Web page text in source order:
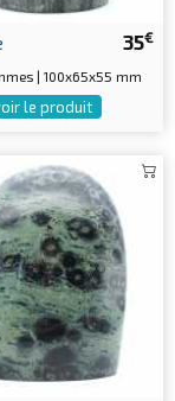
35€
| 100x65x55 mm
le produit